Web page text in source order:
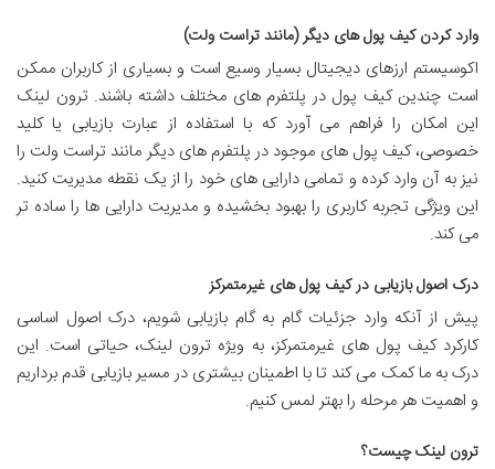
وارد کردن کیف پول های دیگر (مانند تراست ولت)
اکوسیستم ارزهای دیجیتال بسیار وسیع است و بسیاری از کاربران ممکن
است چندین کیف پول در پلتفرم های مختلف داشته باشند. ترون لینک
این امکان را فراهم می آورد که با استفاده از عبارت بازیابی یا کلید
خصوصی، کیف پول های موجود در پلتفرم های دیگر مانند تراست ولت را
نیز به آن وارد کرده و تمامی دارایی های خود را از یک نقطه مدیریت کنید.
این ویژگی تجربه کاربری را بهبود بخشیده و مدیریت دارایی ها را ساده تر
می کند.
درک اصول بازیابی در کیف پول های غیرمتمرکز
پیش از آنکه وارد جزئیات گام به گام بازیابی شویم، درک اصول اساسی
کارکرد کیف پول های غیرمتمرکز، به ویژه ترون لینک، حیاتی است. این
درک به ما کمک می کند تا با اطمینان بیشتری در مسیر بازیابی قدم برداریم
و اهمیت هر مرحله را بهتر لمس کنیم.
ترون لینک چیست؟